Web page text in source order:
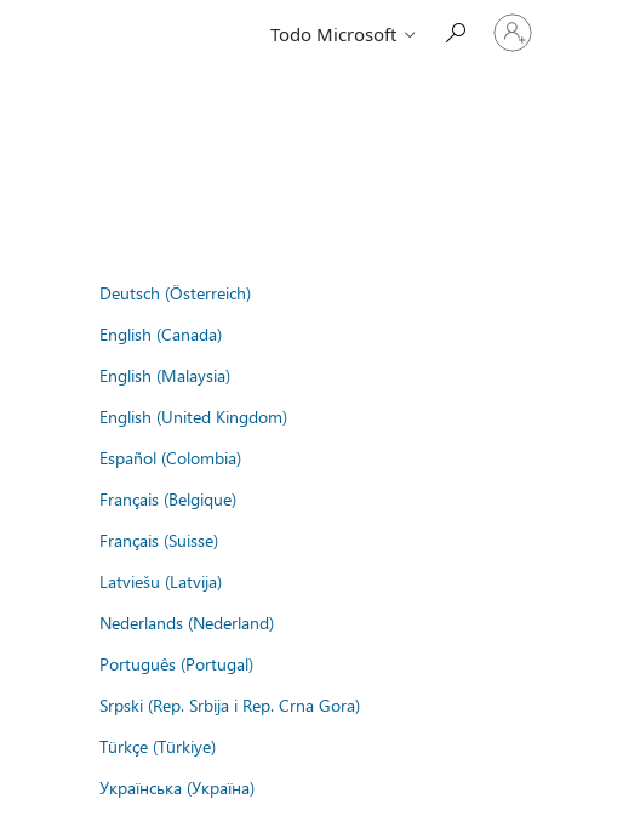
Todo Microsoft
Iniciar
sesión
Deutsch (Österreich)
English (Canada)
English (Malaysia)
English (United Kingdom)
Español (Colombia)
Français (Belgique)
Français (Suisse)
Latviešu (Latvija)
Nederlands (Nederland)
Português (Portugal)
Srpski (Rep. Srbija i Rep. Crna Gora)
Türkçe (Türkiye)
Українська (Україна)